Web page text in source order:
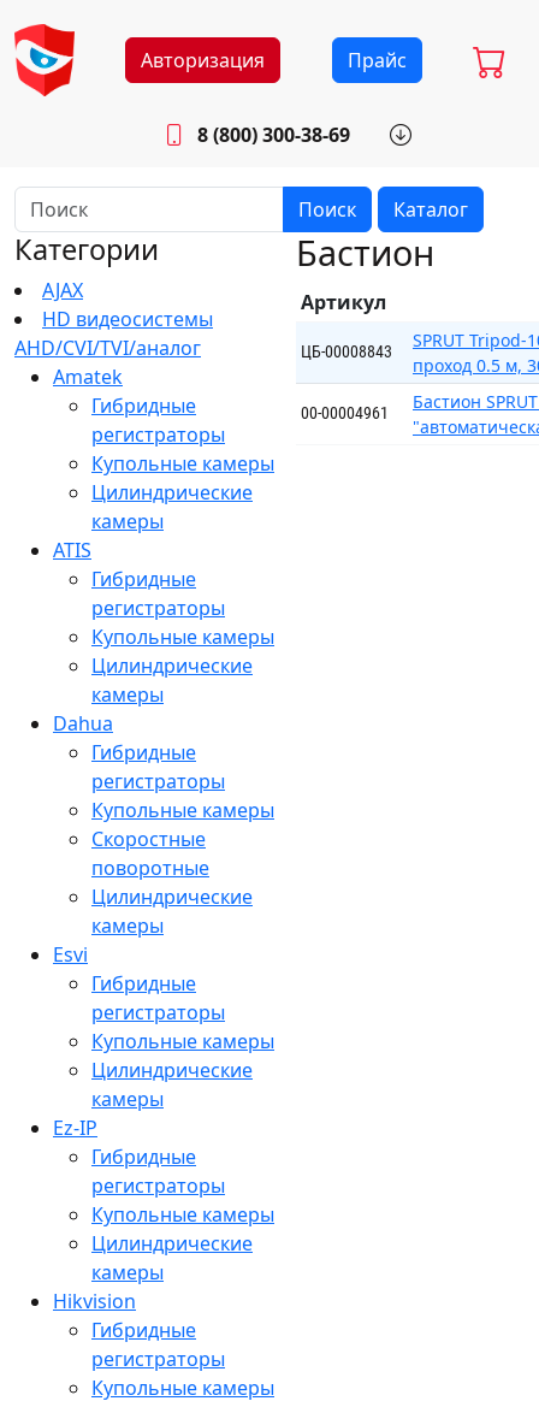
Авторизация Прайс
8 (800) 300-38-69
Будни: 8.30 - 17.00
Поиск Каталог
Категории
AJAX
HD видеосистемы
AHD/CVI/TVI/аналог
Amatek
Гибридные
регистраторы
Купольные камеры
Цилиндрические
камеры
ATIS
Гибридные
регистраторы
Купольные камеры
Цилиндрические
камеры
Dahua
Гибридные
регистраторы
Купольные камеры
Скоростные
поворотные
Цилиндрические
камеры
Esvi
Гибридные
регистраторы
Купольные камеры
Цилиндрические
камеры
Ez-IP
Гибридные
регистраторы
Купольные камеры
Цилиндрические
камеры
Hikvision
Гибридные
регистраторы
Купольные камеры
Бастион
Артикул
ЦБ-00008843
SPRUT Tripod-
проход 0.5 м,
00-00004961
Бастион